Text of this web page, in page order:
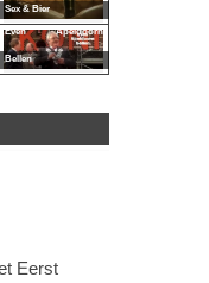
Sex & Bier
Even Apeldoorn
Bellen
Eerst